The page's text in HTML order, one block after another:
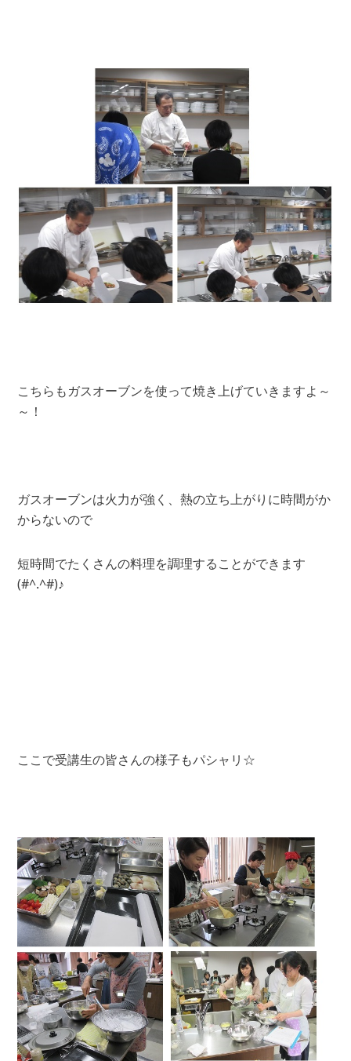
こちらもガスオーブンを使って焼き上げていきますよ～
～！
ガスオーブンは火力が強く、熱の立ち上がりに時間がか
からないので
短時間でたくさんの料理を調理することができます
(#^.^#)♪
ここで受講生の皆さんの様子もパシャリ☆